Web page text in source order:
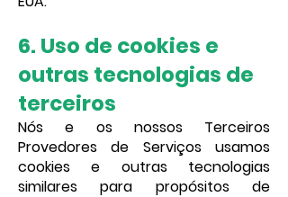
6. Uso de cookies e
outras tecnologias de
terceiros
Nós e os nossos Terceiros
Provedores de Serviços usamos
cookies e outras tecnologias
similares para propósitos de